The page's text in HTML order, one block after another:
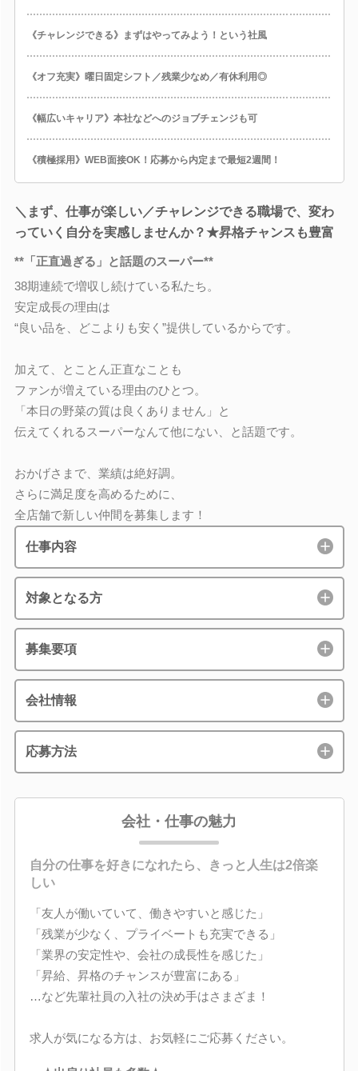
《チャレンジできる》まずはやってみよう！という社風
《オフ充実》曜日固定シフト／残業少なめ／有休利用◎
《幅広いキャリア》本社などへのジョブチェンジも可
《積極採用》WEB面接OK！応募から内定まで最短2週間！
＼まず、仕事が楽しい／チャレンジできる職場で、変わ
っていく自分を実感しませんか？★昇格チャンスも豊富
**「正直過ぎる」と話題のスーパー**
38期連続で増収し続けている私たち。
安定成長の理由は
“良い品を、どこよりも安く”提供しているからです。
加えて、とことん正直なことも
ファンが増えている理由のひとつ。
「本日の野菜の質は良くありません」と
伝えてくれるスーパーなんて他にない、と話題です。
おかげさまで、業績は絶好調。
さらに満足度を高めるために、
全店舗で新しい仲間を募集します！
仕事内容
対象となる方
募集要項
会社情報
応募方法
会社・仕事の魅力
自分の仕事を好きになれたら、きっと人生は2倍楽
しい
「友人が働いていて、働きやすいと感じた」
「残業が少なく、プライベートも充実できる」
「業界の安定性や、会社の成長性を感じた」
「昇給、昇格のチャンスが豊富にある」
…など先輩社員の入社の決め手はさまざま！
求人が気になる方は、お気軽にご応募ください。